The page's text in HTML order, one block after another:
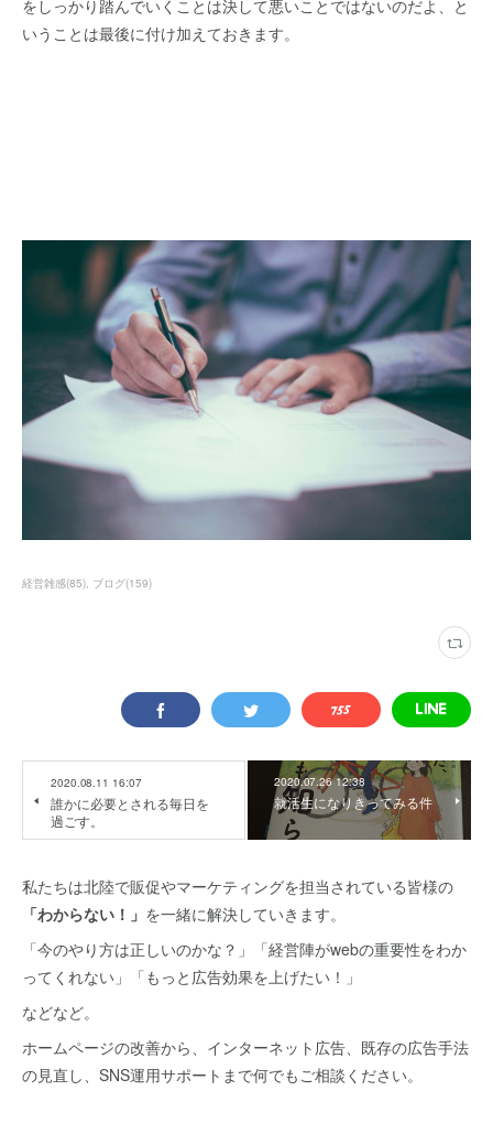
をしっかり踏んでいくことは決して悪いことではないのだよ、と
いうことは最後に付け加えておきます。
経営雑感(85) ブログ(159)
2020.08.11 16:07
誰かに必要とされる毎日を
過ごす。
2020.07.26 12:38
就活生になりきってみる件
私たちは北陸で販促やマーケティングを担当されている皆様の
「わからない！」 を一緒に解決していきます。
「今のやり方は正しいのかな？」「経営陣がwebの重要性をわか
ってくれない」「もっと広告効果を上げたい！」
などなど。
ホームページの改善から、インターネット広告、既存の広告手法
の見直し、SNS運用サポートまで何でもご相談ください。